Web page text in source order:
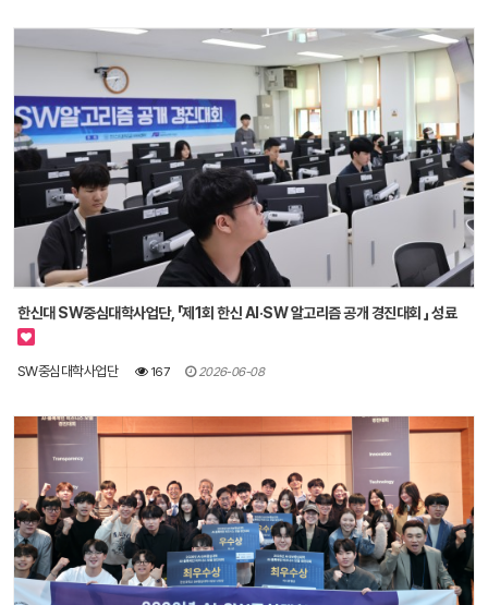
한신대 SW중심대학사업단, 「제1회 한신 AI·SW 알고리즘 공개 경진대회 」 성료
SW중심대학사업단 167 2026-06-08